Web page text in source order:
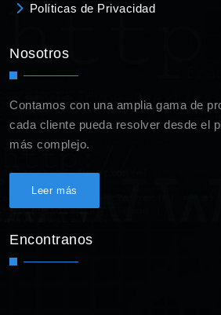
Políticas de Privacidad
Nosotros
Contamos con una amplia gama de
cada cliente pueda resolver desde el
más complejo.
Leer más
Encontranos